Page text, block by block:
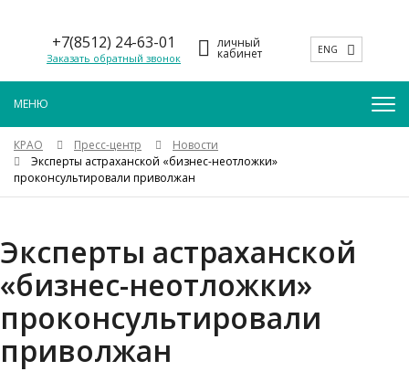
+7(8512) 24-63-01
Заказать обратный звонок
личный
кабинет ENG
КРАО Пресс-центр
Новости
Эксперты астраханской «бизнес-неотложки»
проконсультировали приволжан
Эксперты астраханской
«бизнес-неотложки»
проконсультировали
приволжан